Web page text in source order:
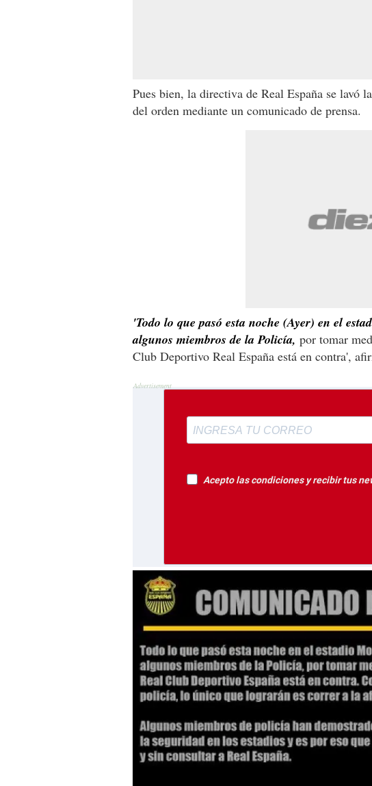
Pues bien, la directiva de Real España se lavó
del orden mediante un comunicado de prensa.
'Todo lo que pasó esta noche (Ayer) en el
algunos miembros de la Policía, por tomar
Club Deportivo Real España está en contra',
Acepto las condiciones y recibir tus